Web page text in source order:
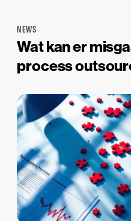
NEWS
Wat kan er
process